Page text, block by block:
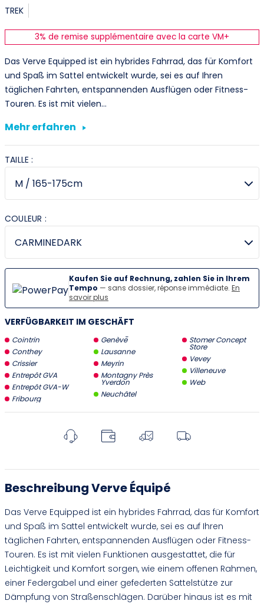
TREK
3% de remise supplémentaire avec la carte VM+
Das Verve Equipped ist ein hybrides Fahrrad, das für Komfort
und Spaß im Sattel entwickelt wurde, sei es auf Ihren
täglichen Fahrten, entspannenden Ausflügen oder Fitness-
Touren. Es ist mit vielen…
Mehr erfahren
TAILLE :
COULEUR :
Kaufen Sie auf Rechnung, zahlen Sie in Ihrem
Tempo — sans dossier, réponse immédiate. En
savoir plus
VERFÜGBARKEIT IM GESCHÄFT
Cointrin
Conthey
Crissier
Entrepôt GVA
Entrepôt GVA-W
Fribourg
Genève
Lausanne
Meyrin
Montagny Près
Yverdon
Neuchâtel
Stomer Concept
Store
Vevey
Villeneuve
Web
Beschreibung Verve Équipé
Das Verve Equipped ist ein hybrides Fahrrad, das für Komfort
und Spaß im Sattel entwickelt wurde, sei es auf Ihren
täglichen Fahrten, entspannenden Ausflügen oder Fitness-
Touren. Es ist mit vielen Funktionen ausgestattet, die für
Leichtigkeit und Komfort sorgen, wie einem offenen Rahmen,
einer Federgabel und einer gefederten Sattelstütze zur
Dämpfung von Straßenschlägen. Darüber hinaus ist es mit